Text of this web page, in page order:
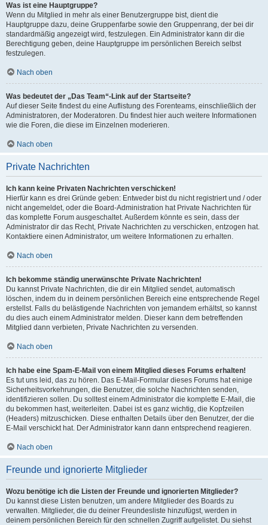
Was ist eine Hauptgruppe?
Wenn du Mitglied in mehr als einer Benutzergruppe bist, dient die
Hauptgruppe dazu, deine Gruppenfarbe sowie den Gruppenrang, der bei dir
standardmäßig angezeigt wird, festzulegen. Ein Administrator kann dir die
Berechtigung geben, deine Hauptgruppe im persönlichen Bereich selbst
festzulegen.
Nach oben
Was bedeutet der „Das Team“-Link auf der Startseite?
Auf dieser Seite findest du eine Auflistung des Forenteams, einschließlich der
Administratoren, der Moderatoren. Du findest hier auch weitere Informationen
wie die Foren, die diese im Einzelnen moderieren.
Nach oben
Private Nachrichten
Ich kann keine Privaten Nachrichten verschicken!
Hierfür kann es drei Gründe geben: Entweder bist du nicht registriert und / oder
nicht angemeldet, oder die Board-Administration hat Private Nachrichten für
das komplette Forum ausgeschaltet. Außerdem könnte es sein, dass der
Administrator dir das Recht, Private Nachrichten zu verschicken, entzogen hat.
Kontaktiere einen Administrator, um weitere Informationen zu erhalten.
Nach oben
Ich bekomme ständig unerwünschte Private Nachrichten!
Du kannst Private Nachrichten, die dir ein Mitglied sendet, automatisch
löschen, indem du in deinem persönlichen Bereich eine entsprechende Regel
erstellst. Falls du belästigende Nachrichten von jemandem erhältst, so kannst
du dies auch einem Administrator melden. Dieser kann dem betreffenden
Mitglied dann verbieten, Private Nachrichten zu versenden.
Nach oben
Ich habe eine Spam-E-Mail von einem Mitglied dieses Forums erhalten!
Es tut uns leid, das zu hören. Das E-Mail-Formular dieses Forums hat einige
Sicherheitsvorkehrungen, die Benutzer, die solche Nachrichten senden,
identifizieren sollen. Du solltest einem Administrator die komplette E-Mail, die
du bekommen hast, weiterleiten. Dabei ist es ganz wichtig, die Kopfzeilen
(Headers) mitzuschicken. Diese enthalten Details über den Benutzer, der die
E-Mail verschickt hat. Der Administrator kann dann entsprechend reagieren.
Nach oben
Freunde und ignorierte Mitglieder
Wozu benötige ich die Listen der Freunde und ignorierten Mitglieder?
Du kannst diese Listen benutzen, um andere Mitglieder des Boards zu
verwalten. Mitglieder, die du deiner Freundesliste hinzufügst, werden in
deinem persönlichen Bereich für den schnellen Zugriff aufgelistet. Du siehst